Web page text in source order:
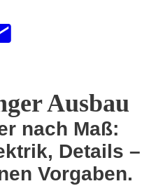
Ausbau
nach Maß:
Details –
Vorgaben.